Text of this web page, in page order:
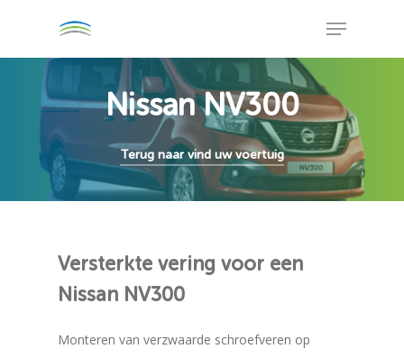
main
content
Menu
Nissan NV300
Terug naar vind uw voertuig
Versterkte vering voor een
Nissan NV300
Monteren van verzwaarde schroefveren op
Close